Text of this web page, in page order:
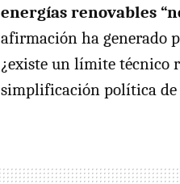
energías renovables
afirmación ha generado
¿existe un límite técnico
simplificación política de